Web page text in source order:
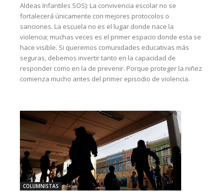
Aldeas Infantiles SOS): La convivencia escolar no se
fortalecerá únicamente con mejores protocolos o
sanciones. La escuela no es el lugar donde nace la
violencia; muchas veces es el primer espacio donde esta se
hace visible. Si queremos comunidades educativas más
seguras, debemos invertir tanto en la capacidad de
responder como en la de prevenir. Porque proteger la niñez
comienza mucho antes del primer episodio de violencia.
COLUMNISTAS